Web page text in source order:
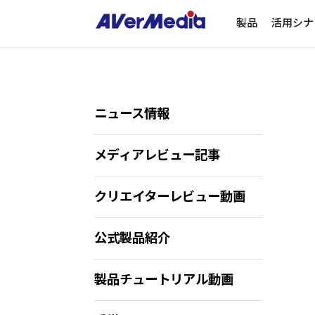
製品 活用シ
ニュース情報
メディアレビュー記事
クリエイターレビュー動画
公式製品紹介
製品チュートリアル動画